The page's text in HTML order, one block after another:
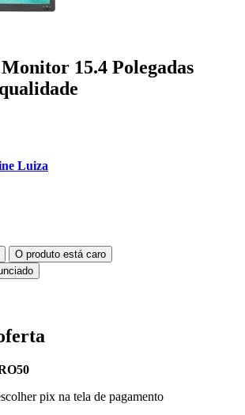
15.4 Polegadas
Luiza
O produto está caro
pix na tela de pagamento